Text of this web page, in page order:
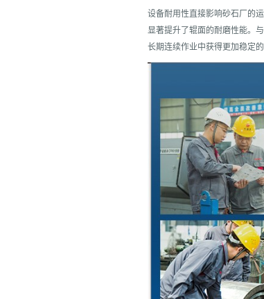
设备耐用性直接影响砂石厂的
显著提升了辊面的耐磨性能。
长期连续作业中获得更加稳定的